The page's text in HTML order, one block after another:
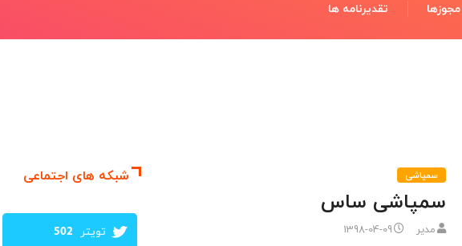
مجوزها تقدیرنامه ها
سمپاشی
سمپاشی ساس
مدیر 1398-04-09
شبکه های اجتماعی
502